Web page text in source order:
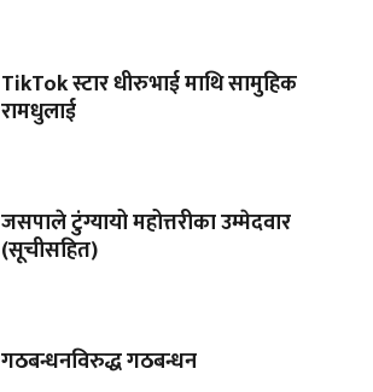
TikTok स्टार धीरुभाई माथि सामुहिक
रामधुलाई
जसपाले टुंग्यायो महोत्तरीका उम्मेदवार
(सूचीसहित)
गठबन्धनविरुद्ध गठबन्धन